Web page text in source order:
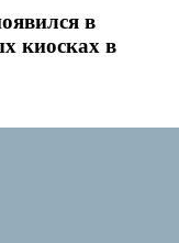
в
киосках в